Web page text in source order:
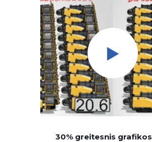
30% greitesnis grafikos